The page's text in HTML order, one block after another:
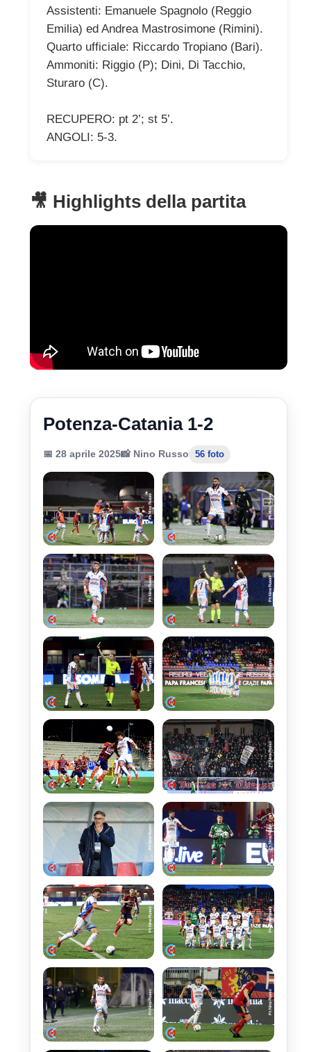
Assistenti: Emanuele Spagnolo (Reggio
Emilia) ed Andrea Mastrosimone (Rimini).
Quarto ufficiale: Riccardo Tropiano (Bari).
Ammoniti: Riggio (P); Dini, Di Tacchio,
Sturaro (C).
RECUPERO: pt 2’; st 5’.
ANGOLI: 5-3.
🎥 Highlights della partita
Potenza-Catania 1-2
📅 28 aprile 2025📸 Nino Russo 56 foto